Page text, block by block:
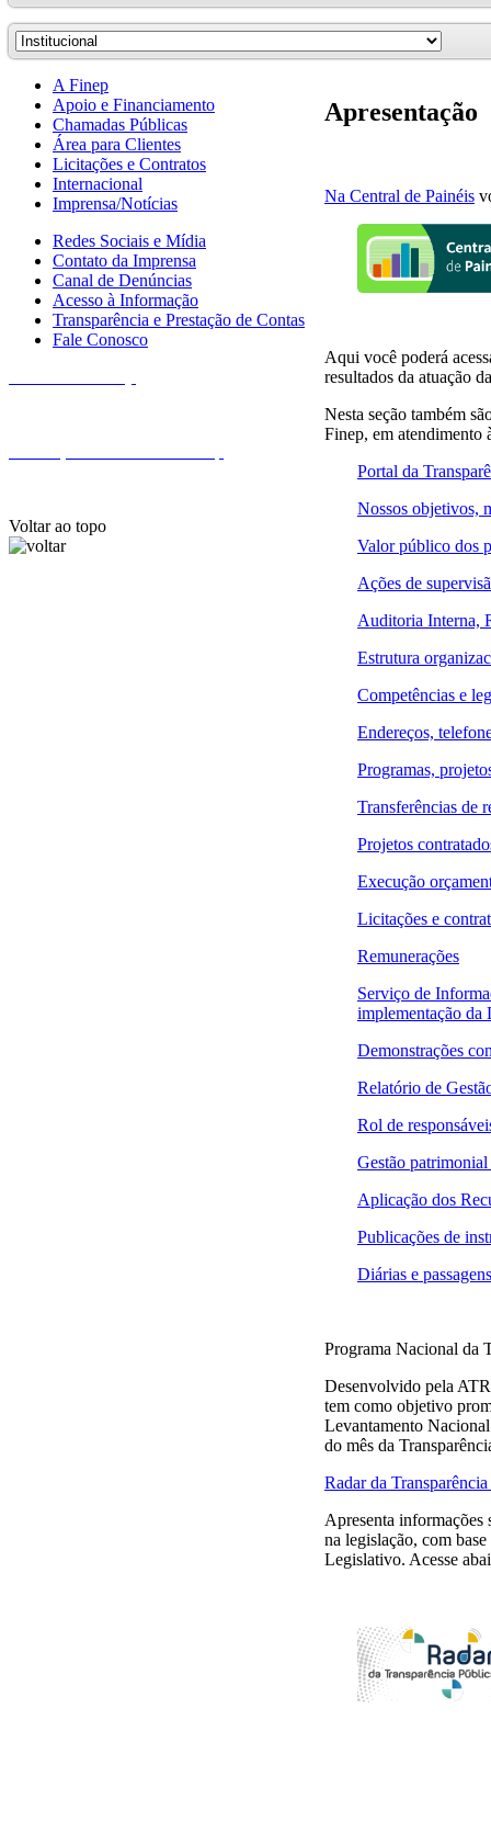
Apresentação
Na Central de Painéis
Aqui você poderá
resultados da atuação
Nesta seção também
Finep, em
Portal da
Nossos objetivos,
Valor público dos
Ações de
Auditoria Interna,
Estrutura
Competências e
Endereços,
Programas,
Transferências de
Projetos
Execução
Licitações e
Remunerações
Serviço de
implementação da
Demonstrações
Relatório de
Rol de
Gestão
Aplicação dos
Publicações de
Diárias e passagens
Programa Nacional da
Desenvolvido pela
tem como objetivo
Levantamento
do mês da
Radar da
Apresenta informações
na legislação, com
Legislativo. Acesse
A Finep
Apoio e Financiamento
Chamadas Públicas
Área para Clientes
Licitações e Contratos
Internacional
Imprensa/Notícias
Redes Sociais e Mídia
Contato da Imprensa
Canal de Denúncias
Acesso à Informação
Transparência e Prestação de Contas
Fale Conosco
Voltar ao topo